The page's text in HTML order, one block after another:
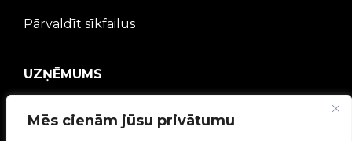
Mēs cienām jūsu privātumu
Pārvaldīt sīkfailus
UZŅĒMUMS
V2C kopiena